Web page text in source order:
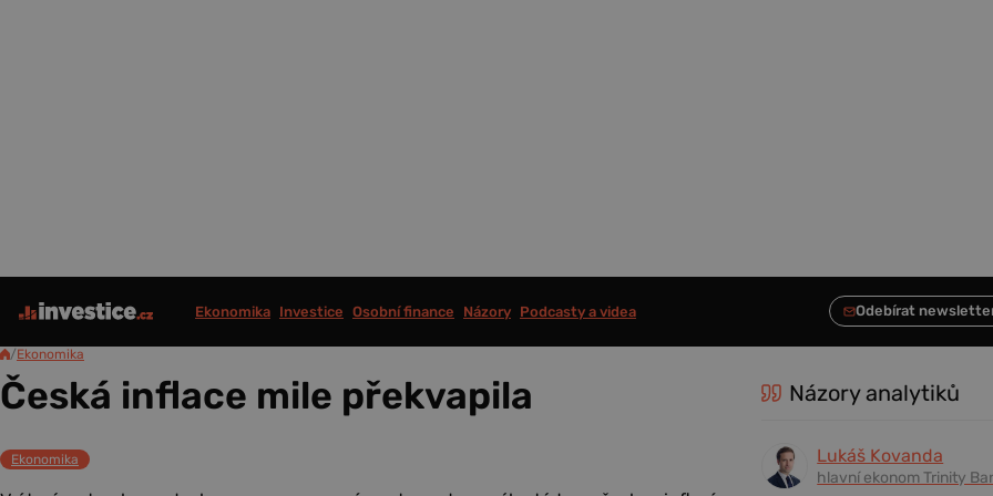
Ekonomika Investice Osobní finance Názory Podcasty a videa
/Ekonomika
Česká inflace mile překvapila
Ekonomika
Názory analytiků
Lukáš Kovanda
hlavní ekonom Trinity